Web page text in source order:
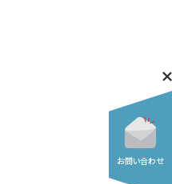
お問い合わせ